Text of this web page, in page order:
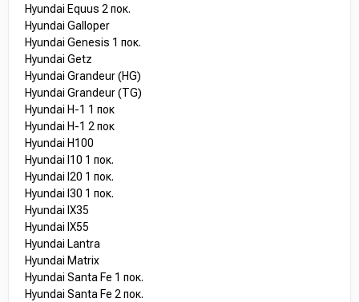
Hyundai Equus 2 пок.
Hyundai Galloper
Hyundai Genesis 1 пок.
Hyundai Getz
Hyundai Grandeur (HG)
Hyundai Grandeur (TG)
Hyundai H-1 1 пок
Hyundai H-1 2 пок
Hyundai H100
Hyundai I10 1 пок.
Hyundai I20 1 пок.
Hyundai I30 1 пок.
Hyundai IX35
Hyundai IX55
Hyundai Lantra
Hyundai Matrix
Hyundai Santa Fe 1 пок.
Hyundai Santa Fe 2 пок.